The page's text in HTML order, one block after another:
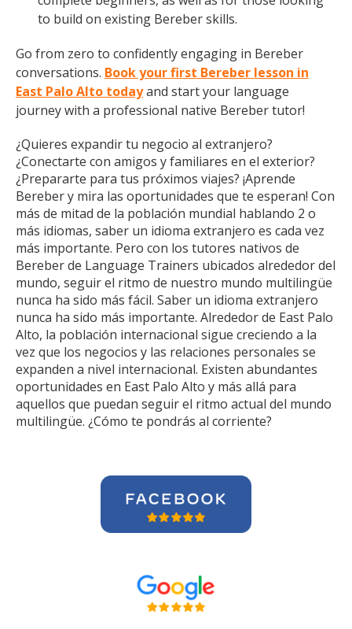
to build on existing Bereber skills.
Go from zero to confidently engaging in Bereber
conversations. Book your first Bereber lesson in
East Palo Alto todayand start your language
journey with a professional native Bereber tutor!
¿Quieres expandir tu negocio al extranjero?
¿Conectarte con amigos y familiares en el exterior?
¿Prepararte para tus próximos viajes? ¡Aprende
Bereber y mira las oportunidades que te esperan! Con
más de mitad de la población mundial hablando 2 o
más idiomas, saber un idioma extranjero es cada vez
más importante. Pero con los tutores nativos de
Bereber de Language Trainers ubicados alrededor del
mundo, seguir el ritmo de nuestro mundo multilingüe
nunca ha sido más fácil. Saber un idioma extranjero
nunca ha sido más importante. Alrededor de East Palo
Alto, la población internacional sigue creciendo a la
vez que los negocios y las relaciones personales se
expanden a nivel internacional. Existen abundantes
oportunidades en East Palo Alto y más allá para
aquellos que puedan seguir el ritmo actual del mundo
multilingüe. ¿Cómo te pondrás al corriente?